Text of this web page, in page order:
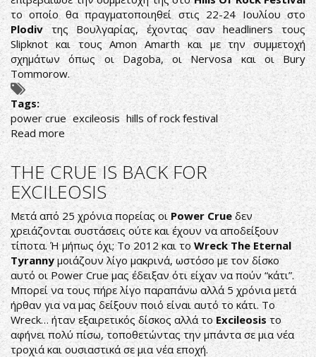
το οποίο θα πραγματοποιηθεί στις 22-24 Ιουλίου στο
Plodivτης Βουλγαρίας, έχοντας σαν headliners τους
Slipknot και τους Amon Amarth και με την συμμετοχή
σχημάτων όπως οι Dagoba, οι Nervosa και οι Bury
Tommorow.
Tags:
power crue excileosis hills of rock festival
Read more about
POWER
CRUE:
ΘΑ
ΕΜΦΑΝΙΣΤΟΥΝ
ΣΤΟ
HILLS
OF
ROCK
FESTIVAL
THE CRUE IS BACK FOR
EXCILEOSIS
Μετά από 25 χρόνια πορείας οιPower Crue δεν
χρειάζονται συστάσεις ούτε και έχουν να αποδείξουν
τίποτα. Ή μήπως όχι; Το 2012 και τοWreck The Eternal
Tyrannyμοιάζουν λίγο μακρινά, ωστόσο με τον δίσκο
αυτό οι Power Crue μας έδειξαν ότι είχαν να πούν “κάτι”.
Μπορεί να τους πήρε λίγο παραπάνω αλλά 5 χρόνια μετά
ήρθαν για να μας δείξουν ποιό είναι αυτό το κάτι. Το
Wreck… ήταν εξαιρετικός δίσκος αλλά το Excileosisτο
αφήνει πολύ πίσω, τοποθετώντας την μπάντα σε μια νέα
τροχιά και ουσιαστικά σε μια νέα εποχή.